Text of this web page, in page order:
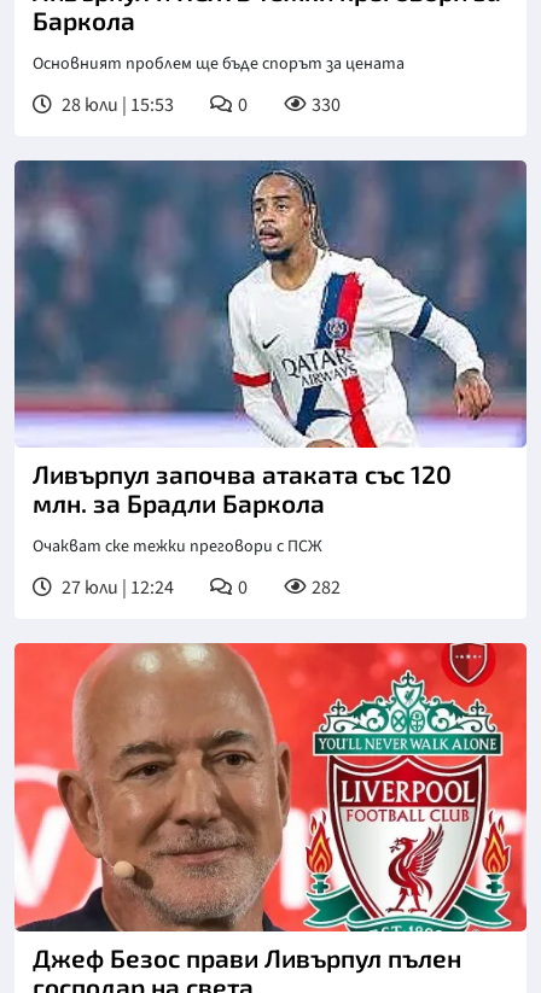
Баркола
Основният проблем ще бъде спорът за цената
28 юли | 15:53 0 330
Ливърпул започва атаката със 120
млн. за Брадли Баркола
Очакват ске тежки преговори с ПСЖ
27 юли | 12:24 0 282
Джеф Безос прави Ливърпул пълен
господар на света